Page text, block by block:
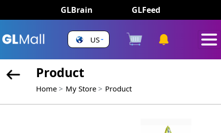
GLBrain GLFeed
US
Product
Home My Store Product